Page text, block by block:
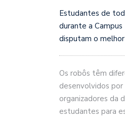
Estudantes de
durante a
disputam o
Os robôs têm
desenvolvidos
organizadores da
estudantes para